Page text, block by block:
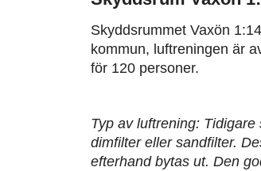
Skyddsrummet Vaxön
kommun, luftreningen är
för 120 personer.
Typ av luftrening:
dimfilter eller sandfilter.
efterhand bytas ut. Den